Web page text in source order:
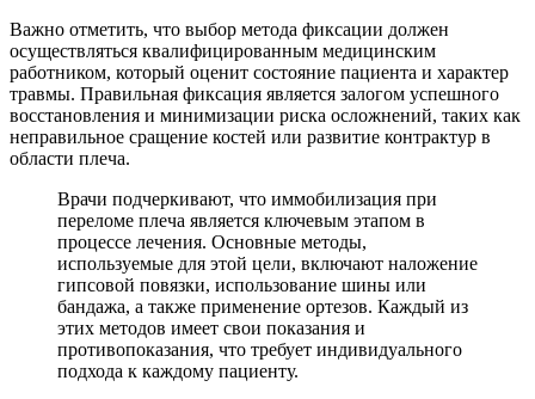
Важно отметить, что выбор метода фиксации должен
осуществляться квалифицированным медицинским
работником, который оценит состояние пациента и характер
травмы. Правильная фиксация является залогом успешного
восстановления и минимизации риска осложнений, таких как
неправильное сращение костей или развитие контрактур в
области плеча.
Врачи подчеркивают, что иммобилизация при
переломе плеча является ключевым этапом в
процессе лечения. Основные методы,
используемые для этой цели, включают наложение
гипсовой повязки, использование шины или
бандажа, а также применение ортезов. Каждый из
этих методов имеет свои показания и
противопоказания, что требует индивидуального
подхода к каждому пациенту.